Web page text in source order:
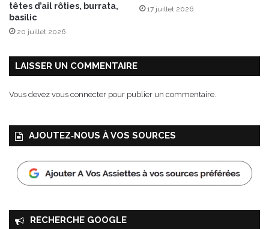
têtes d’ail rôties, burrata,
basilic
20 juillet 2026
17 juillet 2026
LAISSER UN COMMENTAIRE
Vous devez vous connecter pour publier un commentaire.
AJOUTEZ‑NOUS À VOS SOURCES
RECHERCHE GOOGLE